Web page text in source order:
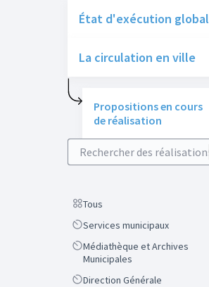
État d'exécution global
La circulation en ville
Propositions en cours
de réalisation
Rechercher des réalisations
Scope
Tous
ScopeServices municipaux
Scope
Médiathèque et Archives
Municipales
ScopeDirection Générale